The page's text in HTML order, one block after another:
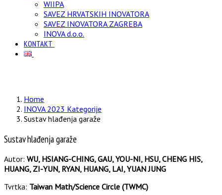
WIIPA
SAVEZ HRVATSKIH INOVATORA
SAVEZ INOVATORA ZAGREBA
INOVA d.o.o.
KONTAKT
Home
INOVA 2023 Kategorije
Sustav hlađenja garaže
Sustav hlađenja garaže
Autor: WU, HSIANG-CHING, GAU, YOU-NI, HSU, CHENG HIS,
HUANG, ZI-YUN, RYAN, HUANG, LAI, YUAN JUNG
Tvrtka: Taiwan Math/Science Circle (TWMC)